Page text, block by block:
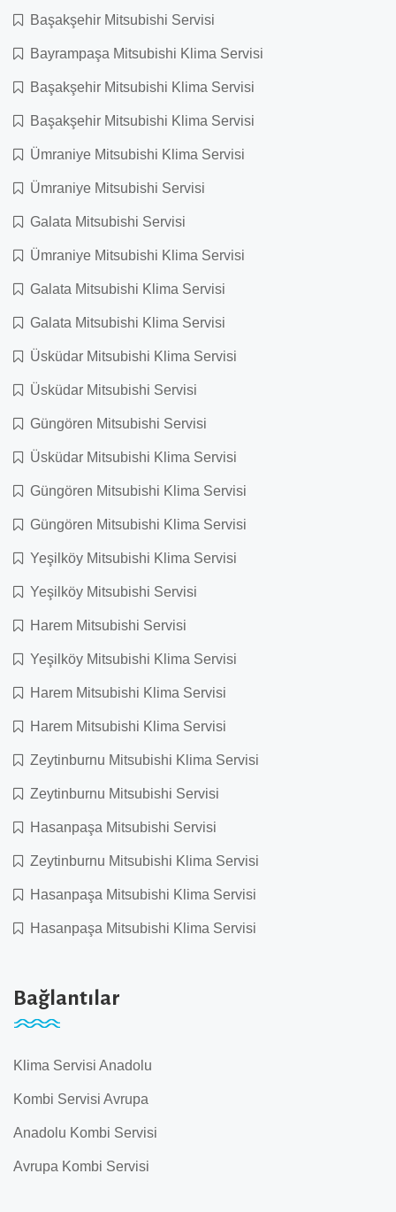
Başakşehir Mitsubishi Servisi
Bayrampaşa Mitsubishi Klima Servisi
Başakşehir Mitsubishi Klima Servisi
Başakşehir Mitsubishi Klima Servisi
Ümraniye Mitsubishi Klima Servisi
Ümraniye Mitsubishi Servisi
Galata Mitsubishi Servisi
Ümraniye Mitsubishi Klima Servisi
Galata Mitsubishi Klima Servisi
Galata Mitsubishi Klima Servisi
Üsküdar Mitsubishi Klima Servisi
Üsküdar Mitsubishi Servisi
Güngören Mitsubishi Servisi
Üsküdar Mitsubishi Klima Servisi
Güngören Mitsubishi Klima Servisi
Güngören Mitsubishi Klima Servisi
Yeşilköy Mitsubishi Klima Servisi
Yeşilköy Mitsubishi Servisi
Harem Mitsubishi Servisi
Yeşilköy Mitsubishi Klima Servisi
Harem Mitsubishi Klima Servisi
Harem Mitsubishi Klima Servisi
Zeytinburnu Mitsubishi Klima Servisi
Zeytinburnu Mitsubishi Servisi
Hasanpaşa Mitsubishi Servisi
Zeytinburnu Mitsubishi Klima Servisi
Hasanpaşa Mitsubishi Klima Servisi
Hasanpaşa Mitsubishi Klima Servisi
Bağlantılar
Klima Servisi Anadolu
Kombi Servisi Avrupa
Anadolu Kombi Servisi
Avrupa Kombi Servisi